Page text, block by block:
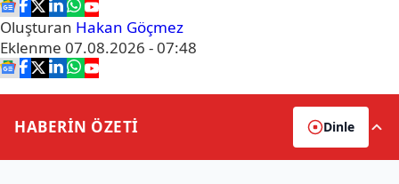
Oluşturan Hakan Göçmez
Eklenme 07.08.2026 - 07:48
HABERİN ÖZETİ Dinle